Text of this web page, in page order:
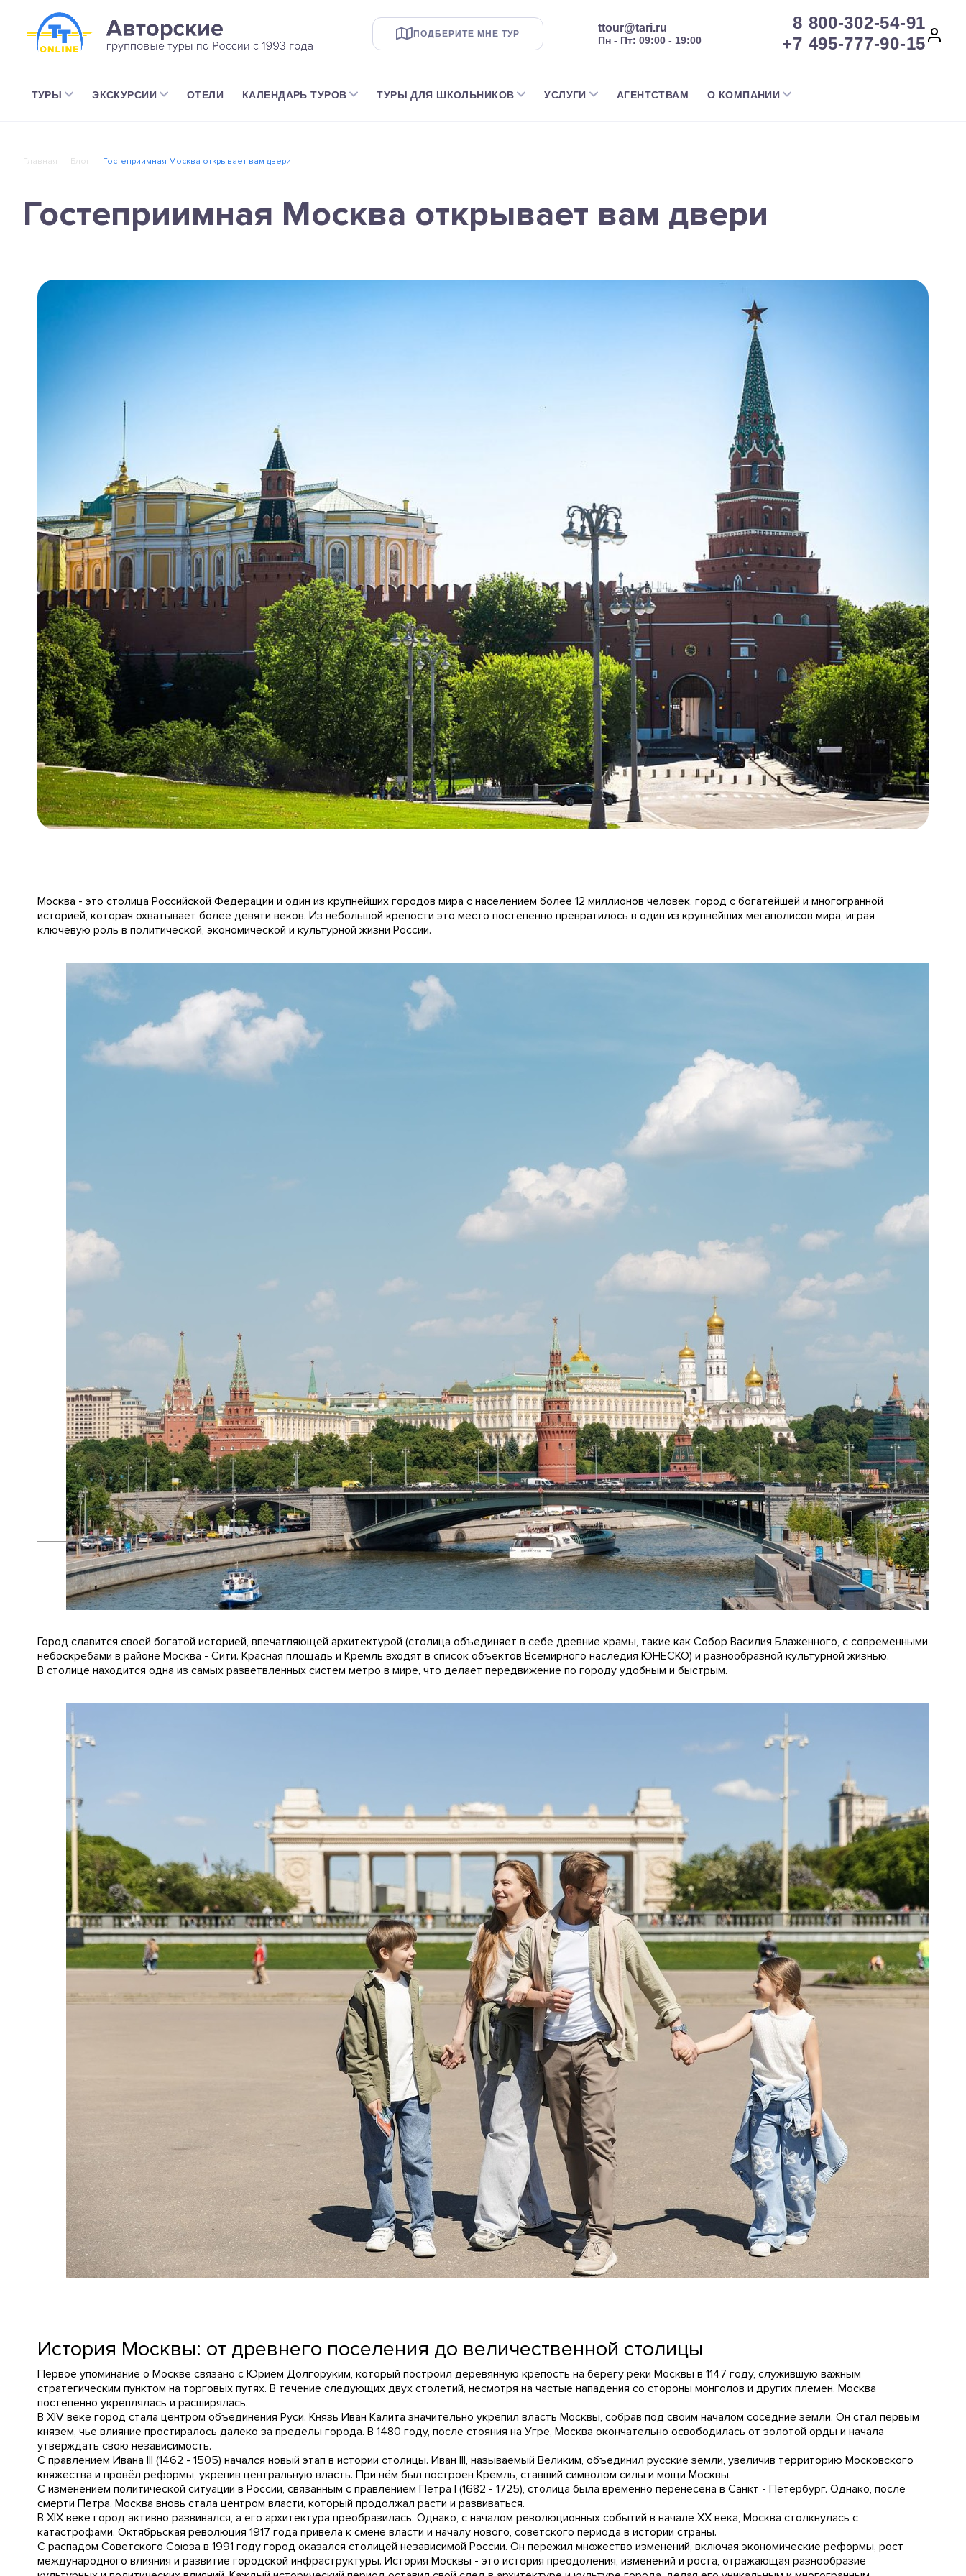
ПОДБЕРИТЕ МНЕ ТУР ttour@tari.ru
Пн - Пт: 09:00 - 19:00
8 800-302-54-91
+7 495-777-90-15
ТУРЫ ЭКСКУРСИИ ОТЕЛИ КАЛЕНДАРЬ ТУРОВ ТУРЫ ДЛЯ ШКОЛЬНИКОВ УСЛУГИ АГЕНТСТВАМ О КОМПАНИИ
Главная Блог Гостеприимная Москва открывает вам двери
Гостеприимная Москва открывает вам двери
Москва - это столица Российской Федерации и один из крупнейших городов мира с населением более 12 миллионов человек, город с богатейшей и многогранной
историей, которая охватывает более девяти веков. Из небольшой крепости это место постепенно превратилось в один из крупнейших мегаполисов мира, играя
ключевую роль в политической, экономической и культурной жизни России.
Город славится своей богатой историей, впечатляющей архитектурой (столица объединяет в себе древние храмы, такие как Собор Василия Блаженного, с современными
небоскрёбами в районе Москва - Сити. Красная площадь и Кремль входят в список объектов Всемирного наследия ЮНЕСКО) и разнообразной культурной жизнью.
В столице находится одна из самых разветвленных систем метро в мире, что делает передвижение по городу удобным и быстрым.
История Москвы: от древнего поселения до величественной столицы
Первое упоминание о Москве связано с Юрием Долгоруким, который построил деревянную крепость на берегу реки Москвы в 1147 году, служившую важным
стратегическим пунктом на торговых путях. В течение следующих двух столетий, несмотря на частые нападения со стороны монголов и других племен, Москва
постепенно укреплялась и расширялась.
В XIV веке город стала центром объединения Руси. Князь Иван Калита значительно укрепил власть Москвы, собрав под своим началом соседние земли. Он стал первым
князем, чье влияние простиралось далеко за пределы города. В 1480 году, после стояния на Угре, Москва окончательно освободилась от золотой орды и начала
утверждать свою независимость.
С правлением Ивана III (1462 - 1505) начался новый этап в истории столицы. Иван III, называемый Великим, объединил русские земли, увеличив территорию Московского
княжества и провёл реформы, укрепив центральную власть. При нём был построен Кремль, ставший символом силы и мощи Москвы.
С изменением политической ситуации в России, связанным с правлением Петра I (1682 - 1725), столица была временно перенесена в Санкт - Петербург. Однако, после
смерти Петра, Москва вновь стала центром власти, который продолжал расти и развиваться.
В XIX веке город активно развивался, а его архитектура преобразилась. Однако, с началом революционных событий в начале XX века, Москва столкнулась с
катастрофами. Октябрьская революция 1917 года привела к смене власти и началу нового, советского периода в истории страны.
С распадом Советского Союза в 1991 году город оказался столицей независимой России. Он пережил множество изменений, включая экономические реформы, рост
международного влияния и развитие городской инфраструктуры. История Москвы - это история преодоления, изменений и роста, отражающая разнообразие